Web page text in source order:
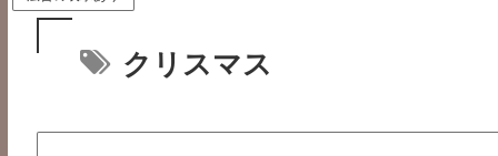
クリスマス